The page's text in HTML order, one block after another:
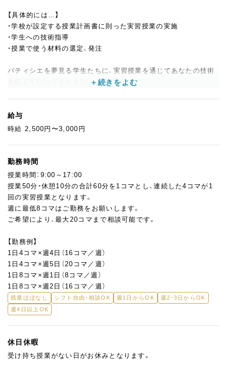
【具体的には…】
・学校が設定する授業計画書に則った実習授業の実施
・学生への技術指導
・授業で使う材料の選定、発注
パティシエを夢見る学生たちに、実習授業を通じてあなたの技術
を伝えていってください。
はじめは何もできなかった生徒が、だんだんとできることが増え、
お菓子作りにのめり込んでいく姿は何よりのやりがいになります
説明したり…
あなたのアイディアで楽しい授業を作り上げていってください
ね！
また、製パンや調理の授業もあるので、製菓以外のご経験やカフェ
などでの勤務経験がある方には、より幅広く授業を受け持ってい
給与
時給 2,500円〜3,000円
勤務時間
授業時間：9:00～17:00
授業50分・休憩10分の合計60分を1コマとし、連続した4コマが1
回の実習授業となります。
週に最低8コマはご勤務をお願いします。
ご希望により、最大20コマまで相談可能です。
【勤務例】
1日4コマ×週4日（16コマ／週）
1日4コマ×週5日（20コマ／週）
1日8コマ×週1日（8コマ／週）
1日8コマ×週2日（16コマ／週）
残業ほぼなし シフト自由・相談OK 週1日からOK
週2・3日からOK
週4日以上OK
休日休暇
受け持ち授業がない日がお休みとなります。